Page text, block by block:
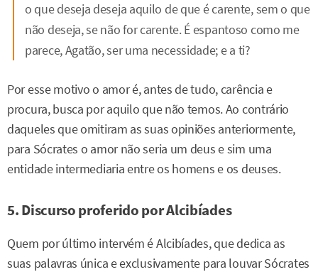
o que deseja deseja aquilo de que é carente, sem o que
não deseja, se não for carente. É espantoso como me
parece, Agatão, ser uma necessidade; e a ti?
Por esse motivo o amor é, antes de tudo, carência e
procura, busca por aquilo que não temos. Ao contrário
daqueles que omitiram as suas opiniões anteriormente,
para Sócrates o amor não seria um deus e sim uma
entidade intermediaria entre os homens e os deuses.
5. Discurso proferido por Alcibíades
Quem por último intervém é Alcibíades, que dedica as
suas palavras única e exclusivamente para louvar Sócrates